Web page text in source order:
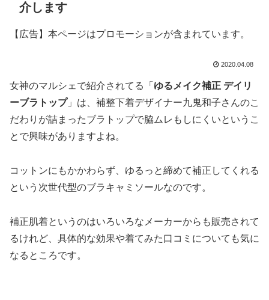
介します
【広告】本ページはプロモーションが含まれています。
2020.04.08
女神のマルシェで紹介されてる「 ゆるメイク補正 デイリ
ーブラトップ」は、補整下着デザイナー九鬼和子さんのこ
だわりが詰まったブラトップで脇ムレもしにくいというこ
とで興味がありますよね。
コットンにもかかわらず、ゆるっと締めて補正してくれる
という次世代型のブラキャミソールなのです。
補正肌着というのはいろいろなメーカーからも販売されて
るけれど、具体的な効果や着てみた口コミについても気に
なるところです。